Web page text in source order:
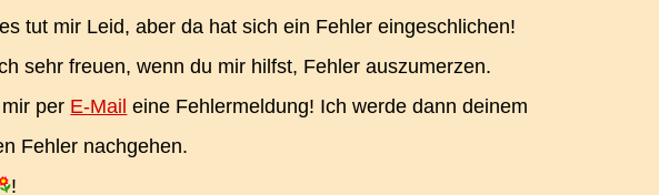
tut mir Leid, aber da hat sich ein Fehler eingeschlichen!
sehr freuen, wenn du mir hilfst, Fehler auszumerzen.
per E-Mail eine Fehlermeldung! Ich werde dann deinem
Fehler nachgehen.
!